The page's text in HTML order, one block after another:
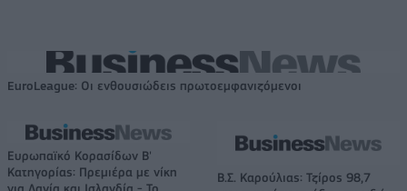
EuroLeague: Οι ενθουσιώδεις πρωτοεμφανιζόμενοι
Ευρωπαϊκό Κορασίδων Β'
Κατηγορίας: Πρεμιέρα με νίκη
για Δανία και Ισλανδία - Το
Β.Σ. Καρούλιας: Τζίρος 98,7